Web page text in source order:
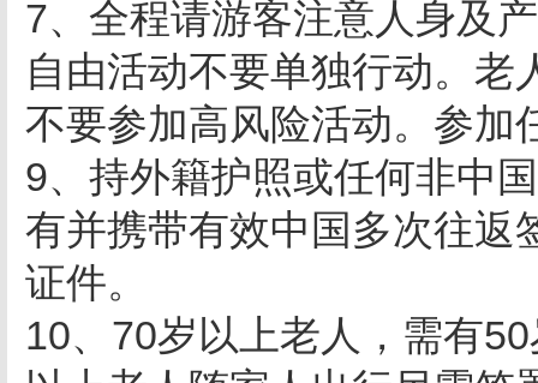
7、全程请游客注意人身及
自由活动不要单独行动。
不要参加高风险活动。参加
9、持外籍护照或任何非中
有并携带有效中国多次往返
证件。
10、70岁以上老人，需有